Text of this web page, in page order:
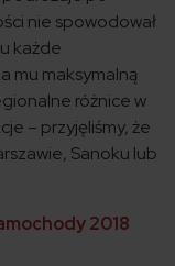
nie spowodował
każde
mu maksymalną
różnice w
– przyjęliśmy, że
Sanoku lub
2018